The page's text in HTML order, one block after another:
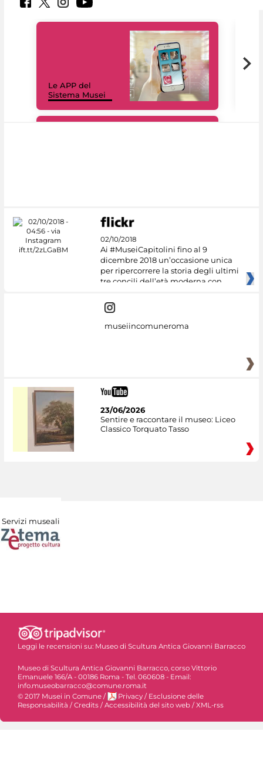
Le APP del
Sistema Musei
02/10/2018
Ai #MuseiCapitolini fino al 9
dicembre 2018 un’occasione unica
per ripercorrere la storia degli ultimi
tre concili dell’età moderna con
museiincomuneroma
23/06/2026
Sentire e raccontare il museo: Liceo
Classico Torquato Tasso
Servizi museali
Leggi le recensioni su: Museo di Scultura Antica Giovanni Barracco
Museo di Scultura Antica Giovanni Barracco, corso Vittorio
Emanuele 166/A - 00186 Roma - Tel. 060608 - Email:
info.museobarracco@comune.roma.it
© 2017 Musei in Comune / Privacy / Esclusione delle
Responsabilità / Credits / Accessibilità del sito web / XML-rss